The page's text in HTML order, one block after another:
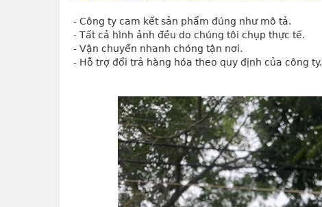
- Công ty cam kết sản phẩm đúng như mô tả.
- Tất cả hình ảnh đều do chúng tôi chụp thực tế.
- Vận chuyển nhanh chóng tận nơi.
- Hỗ trợ đổi trả hàng hóa theo quy định của công ty.